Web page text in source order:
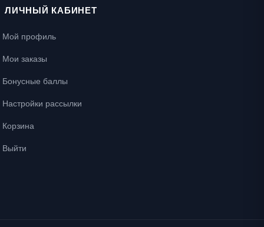
ЛИЧНЫЙ КАБИНЕТ
Мой профиль
Мои заказы
Бонусные баллы
Настройки рассылки
Корзина
Выйти